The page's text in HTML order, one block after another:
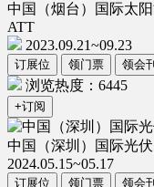
中国（烟台）国际太
ATT
2023.09.21~09.23
订展位 领门票 领会刊
浏览热度：6445
+订阅
中国（深圳）国际光
2024.05.15~05.17
订展位 领门票 领会刊